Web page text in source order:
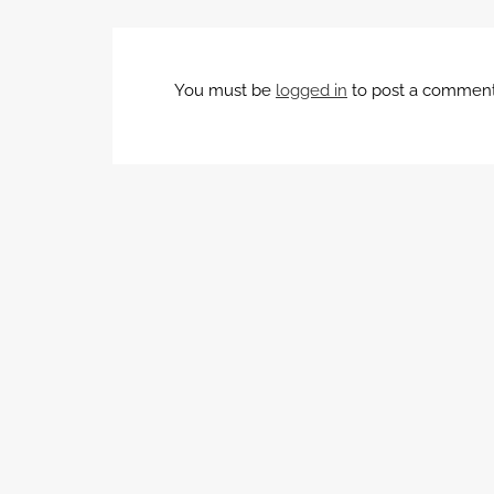
You must be logged in to post a